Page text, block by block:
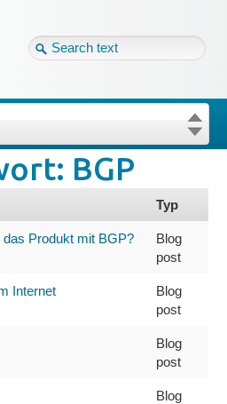
Forgot your password?
BGP
Typ
Produkt mit BGP?
Blog
post
Internet
Blog
post
Blog
post
Blog